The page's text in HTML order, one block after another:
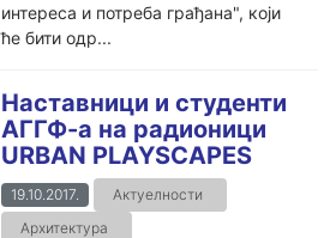
интереса и потреба грађана", који
ће бити одр...
Наставници и студенти
АГГФ-а на радионици
URBAN PLAYSCAPES
19.10.2017.
Актуелности
Архитектура